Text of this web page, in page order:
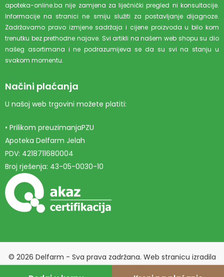
apoteka-online.ba nije zamjena za liječnički pregled ni konsultacije.
Informacije na stranici ne smiju služiti za postavljanje dijagnoze.
Zadržavamo pravo izmjene sadržaja i cijene proizvoda u bilo kom
trenutku bez prethodne najave. Svi artikli na našem web shopu su dio
našeg asortimana i ne podrazumijeva se da su svi na stanju u
svakom momentu.
Načini plaćanja
U našoj web trgovini možete platiti:
• Prilikom preuzimanjaPZU
Apoteka Delfarm Jelah
PDV: 4218711680004
Broj rješenja: 43-05-0030-10
© 2026 Delfarm - Sva prava zadržana. Web stranicu izradila